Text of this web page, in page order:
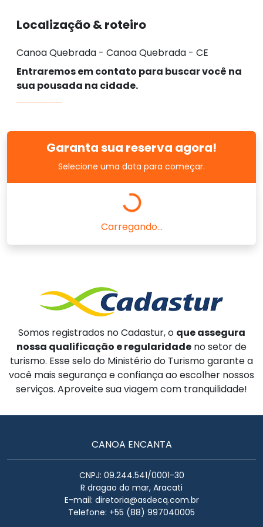
Localização & roteiro
Canoa Quebrada - Canoa Quebrada - CE
Entraremos em contato para buscar você na
sua pousada na cidade.
Garanta sua reserva agora!
Selecione uma data para começar.
Carregando...
Somos registrados no Cadastur, o que assegura
nossa qualificação e regularidade no setor de
turismo. Esse selo do Ministério do Turismo garante a
você mais segurança e confiança ao escolher nossos
serviços. Aproveite sua viagem com tranquilidade!
CANOA ENCANTA
CNPJ: 09.244.541/0001-30
R dragao do mar, Aracati
E-mail: diretoria@asdecq.com.br
Telefone: +55 (88) 997040005